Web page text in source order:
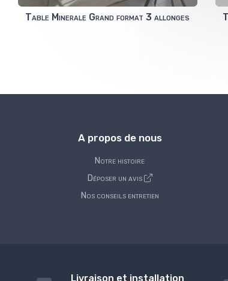
Table Minerale Grand format 3 allonges
A propos de nous
Notre histoire
Déposer un avis
Nos conseils entretien
Livraison et installation